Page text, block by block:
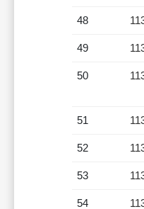
48
49
50
51
52
53
54